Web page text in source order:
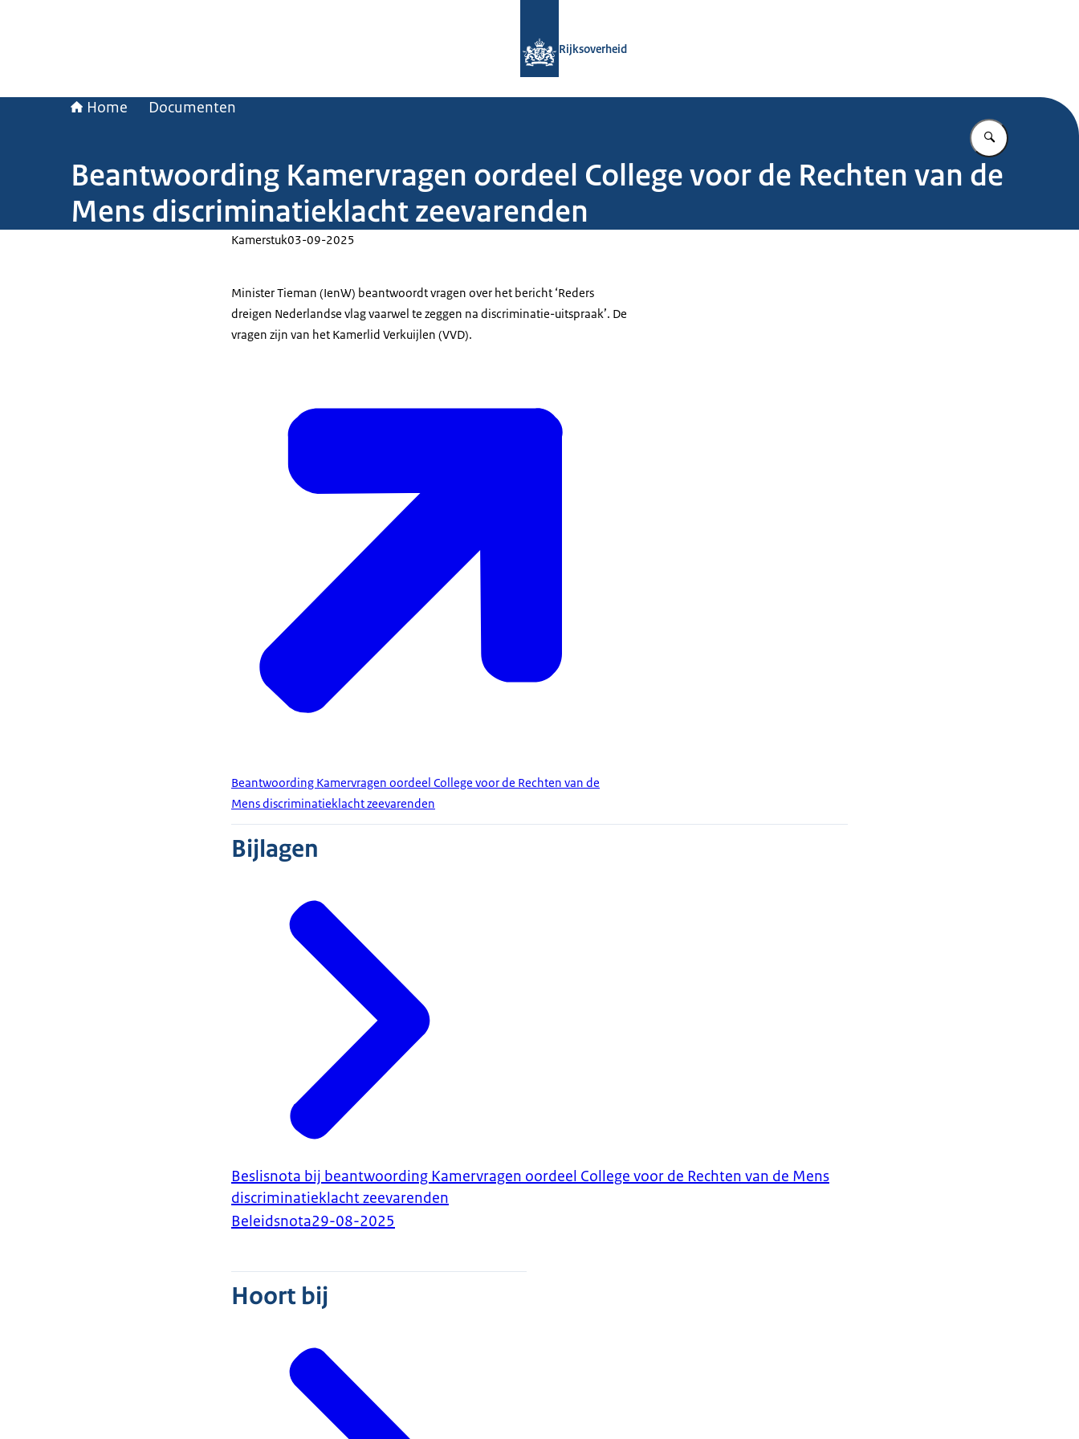
Rijksoverheid
Home Documenten
Vul in wat u
Beantwoording Kamervragen oordeel College voor de Rechten van de
Mens discriminatieklacht zeevarenden
Kamerstuk03-09-2025
Minister Tieman (IenW) beantwoordt vragen over het bericht ‘Reders
dreigen Nederlandse vlag vaarwel te zeggen na discriminatie-uitspraak’. De
vragen zijn van het Kamerlid Verkuijlen (VVD).
Beantwoording Kamervragen oordeel College voor de Rechten van de
Mens discriminatieklacht zeevarenden
Bijlagen
Beslisnota bij beantwoording Kamervragen oordeel College voor de Rechten van de Mens
discriminatieklacht zeevarenden
Beleidsnota29-08-2025
Hoort bij